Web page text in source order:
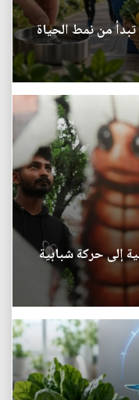
من نمط الحياة
إلى حركة شبابية